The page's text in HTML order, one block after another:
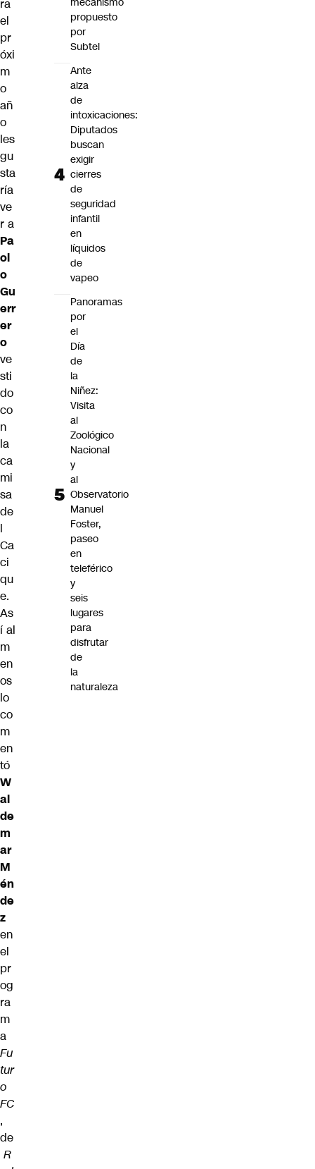
ra
el
pr
óxi
m
o
añ
o
les
gu
sta
ría
ve
r a
Pa
ol
o
Gu
err
er
o
ve
sti
do
co
n
la
ca
mi
sa
de
l
Ca
ci
qu
e.
As
í al
m
en
os
lo
co
m
en
tó
W
al
de
m
ar
M
én
de
z
en
el
pr
og
ra
m
a
Fu
tur
o
FC
,
de
R
propuesto
por
Subtel
Ante
alza
de
intoxicaciones:
Diputados
buscan
exigir
cierres
de
seguridad
infantil
en
líquidos
de
vapeo
Panoramas
por
el
Día
de
la
Niñez:
Visita
al
Zoológico
Nacional
y
al
Observatorio
Manuel
Foster,
paseo
en
teleférico
y
seis
lugares
para
disfrutar
de
la
naturaleza